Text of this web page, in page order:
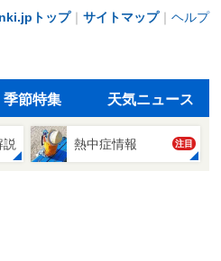
トップ｜ サイトマップ｜ ヘルプ
季節特集 天気ニュース
熱中症情報 注目